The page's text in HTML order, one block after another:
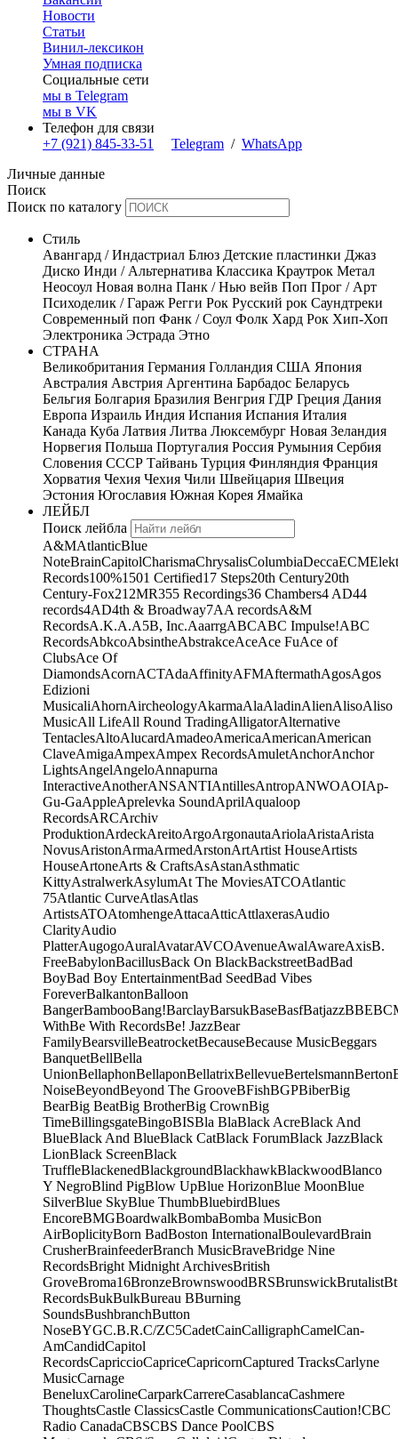
Новости
Статьи
Винил-лексикон
Умная подписка
Социальные сети
мы в Telegram
мы в VK
Телефон для связи
+7 (921) 845-33-51
Telegram / WhatsApp
Личные данные
Поиск
Поиск по каталогу
Стиль
Авангард / Индастриал Блюз Детские пластинки Джаз
Диско Инди / Альтернатива Классика Краутрок Метал
Неосоул Новая волна Панк / Нью вейв Поп Прог / Арт
Психоделик / Гараж Регги Рок Русский рок Саундтреки
Современный поп Фанк / Соул Фолк Хард Рок Хип-Хоп
Электроника Эстрада Этно
СТРАНА
Великобритания Германия Голландия США Япония
Австралия Австрия Аргентина Барбадос Беларусь
Бельгия Болгария Бразилия Венгрия ГДР Греция Дания
Европа Израиль Индия Испания Испания Италия
Канада Куба Латвия Литва Люксембург Новая Зеландия
Норвегия Польша Португалия Россия Румыния Сербия
Словения СССР Тайвань Турция Финляндия Франция
Хорватия Чехия Чехия Чили Швейцария Швеция
Эстония Югославия Южная Корея Ямайка
ЛЕЙБЛ
Поиск лейбла
A&MAtlanticBlue
NoteBrainCapitolCharismaChrysalisColumbiaDeccaECM
Records100%1501 Certified17 Steps20th Century20th
Century-Fox21 2MR355 Recordings36 Chambers4 AD44
records4AD4th & Broadway7AA recordsA&M
RecordsA.K.A.A5B, Inc.AaarrgABCABC Impulse!ABC
RecordsAbkcoAbsintheAbstrakceAceAce FuAce of
ClubsAce Of
DiamondsAcornACTAdaAffinityAFMAftermathAgosAgos
Edizioni
MusicaliAhornAircheologyAkarmaAlaAladinAlienAlisoAliso
MusicAll LifeAll Round TradingAlligatorAlternative
TentaclesAltoAlucardAmadeoAmericaAmericanAmerican
ClaveAmigaAmpexAmpex RecordsAmuletAnchorAnchor
LightsAngelAngeloAnnapurna
InteractiveAnotherANSANTIAntillesAntropANWOAOIAp-
Gu-GaAppleAprelevka SoundAprilAqualoop
RecordsARCArchiv
ProduktionArdeckAreitoArgoArgonautaAriolaAristaArista
NovusAristonArmaArmedArstonArtArtist HouseArtists
HouseArtoneArts & CraftsAsAstanAsthmatic
KittyAstralwerkAsylumAt The MoviesATCOAtlantic
75Atlantic CurveAtlasAtlas
ArtistsATOAtomhengeAttacaAtticAttlaxerasAudio
ClarityAudio
PlatterAugogoAuralAvatarAVCOAvenueAwalAwareAxisB.
FreeBabylonBacillusBack On BlackBackstreetBadBad
BoyBad Boy EntertainmentBad SeedBad Vibes
ForeverBalkantonBalloon
BangerBambooBang!BarclayBarsukBaseBasfBatjazzBBE
WithBe With RecordsBe! JazzBear
FamilyBearsvilleBeatrocketBecauseBecause MusicBeggars
BanquetBellBella
UnionBellaphonBellaponBellatrixBellevueBertelsmannBerton
NoiseBeyondBeyond The GrooveBFishBGPBiberBig
BearBig BeatBig BrotherBig CrownBig
TimeBillingsgateBingoBISBla BlaBlack AcreBlack And
BlueBlack And BlueBlack CatBlack ForumBlack JazzBlack
LionBlack ScreenBlack
TruffleBlackenedBlackgroundBlackhawkBlackwoodBlanco
Y NegroBlind PigBlow UpBlue HorizonBlue MoonBlue
SilverBlue SkyBlue ThumbBluebirdBlues
EncoreBMGBoardwalkBombaBomba MusicBon
AirBoplicityBorn BadBoston InternationalBoulevardBrain
CrusherBrainfeederBranch MusicBraveBridge Nine
RecordsBright Midnight ArchivesBritish
GroveBroma16BronzeBrownswoodBRSBrunswickBrutalist
RecordsBukBulkBureau BBurning
SoundsBushbranchButton
NoseBYGC.B.R.C/ZC5CadetCainCalligraphCamelCan-
AmCandidCapitol
RecordsCapriccioCapriceCapricornCaptured TracksCarlyne
MusicCarnage
BeneluxCarolineCarparkCarrereCasablancaCashmere
ThoughtsCastle ClassicsCastle CommunicationsCaution!CBC
Radio CanadaCBSCBS Dance PoolCBS